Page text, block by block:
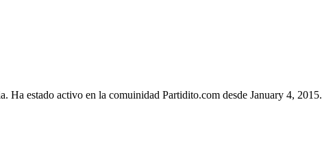
Ha estado activo en la comuinidad Partidito.com desde January 4, 2015.